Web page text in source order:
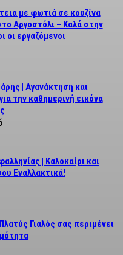
με φωτιά σε κουζίνα
Αργοστόλι – Καλά στην
οι εργαζόμενοι
| Αγανάκτηση και
την καθημερινή εικόνα
| Καλοκαίρι και
Εναλλακτικά!
Γιαλός σας περιμένει